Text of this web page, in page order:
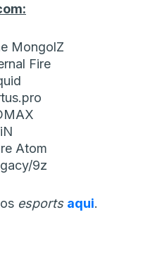
MongolZ
Fire
Atom
9z
esports aqui.